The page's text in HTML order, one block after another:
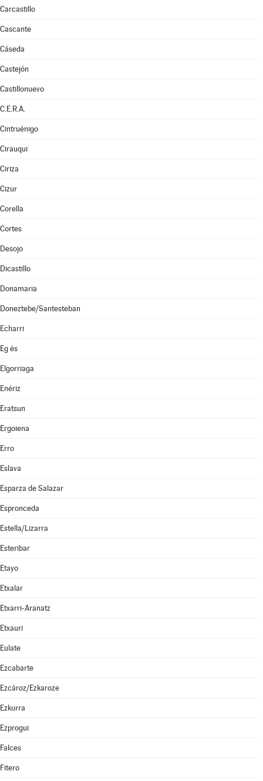
Carcastillo
Cascante
Cáseda
Castejón
Castillonuevo
C.E.R.A.
Cintruénigo
Cirauqui
Ciriza
Cizur
Corella
Cortes
Desojo
Dicastillo
Donamaria
Doneztebe/Santesteban
Echarri
Eg és
Elgorriaga
Enériz
Eratsun
Ergoiena
Erro
Eslava
Esparza de Salazar
Espronceda
Estella/Lizarra
Esteribar
Etayo
Etxalar
Etxarri-Aranatz
Etxauri
Eulate
Ezcabarte
Ezcároz/Ezkaroze
Ezkurra
Ezprogui
Falces
Fitero